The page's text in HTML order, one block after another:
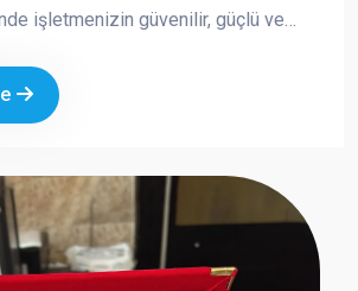
işletmenizin güvenilir, güçlü ve
markanızın her temas noktasında
göstermesine yardımcı olur.